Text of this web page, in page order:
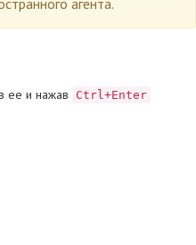
ее и нажав Ctrl+Enter